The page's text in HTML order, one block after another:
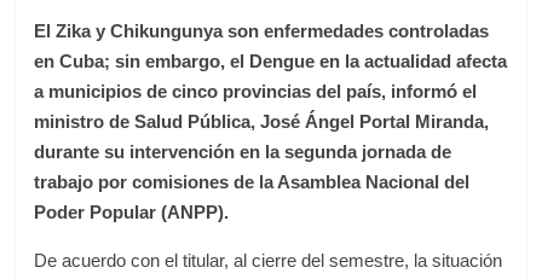
El Zika y Chikungunya son enfermedades controladas
en Cuba; sin embargo, el Dengue en la actualidad afecta
a municipios de cinco provincias del país, informó el
ministro de Salud Pública, José Ángel Portal Miranda,
durante su intervención en la segunda jornada de
trabajo por comisiones de la Asamblea Nacional del
Poder Popular (ANPP).
De acuerdo con el titular, al cierre del semestre, la situación